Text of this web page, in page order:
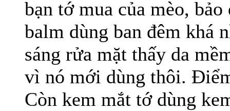
bạn tớ mua của mèo,
balm dùng ban đêm khá
sáng rửa mặt thấy da
vì nó mới dùng thôi.
Còn kem mắt tớ dùng